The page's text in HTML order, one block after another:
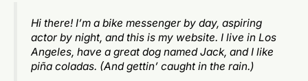
Hi there! I’m a bike messenger by day, aspiring
actor by night, and this is my website. I live in Los
Angeles, have a great dog named Jack, and I like
piña coladas. (And gettin’ caught in the rain.)